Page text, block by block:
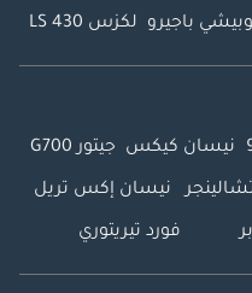
باجيرو لكزس LS 430
نيسان كيكس جيتور G700
نيسان إكس تريل
فورد تيريتوري